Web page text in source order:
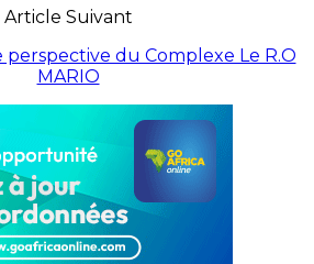
Article Suivant
perspective du Complexe Le R.O
MARIO